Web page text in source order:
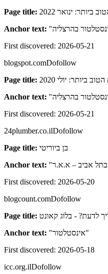
Page title:
ביותר: ינואר 2022
Anchor text: "בהרצליה
First discovered: 2026-05-21
blogspot.comDofollow
Page title:
ביותר: יולי 2020
Anchor text: "בהרצליה
First discovered: 2026-05-21
24plumber.co.ilDofollow
Page title: בן ביוריטי
Anchor text: "
First discovered: 2026-05-20
blogcount.comDofollow
Page title: לדעת? - בלוג קאונט
Anchor text: "אינסטלטור"
First discovered: 2026-05-18
icc.org.ilDofollow